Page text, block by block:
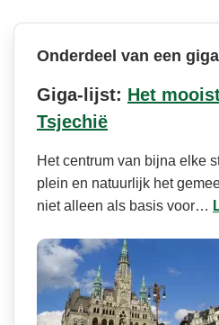
Onderdeel van een
Giga-lijst: Het
Tsjechië
Het centrum van bijna elke
plein en natuurlijk het
niet alleen als basis voor…